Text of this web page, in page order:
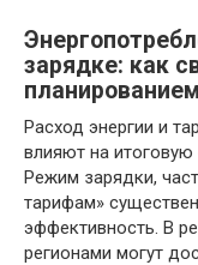
зарядке: как
планированием
Расход энергии и
влияют на итоговую
Режим зарядки,
тарифам»
эффективность. В
регионами могут